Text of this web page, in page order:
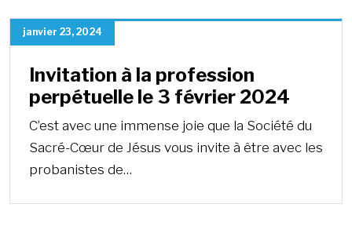
janvier 23, 2024
Invitation à la profession
perpétuelle le 3 février 2024
C’est avec une immense joie que la Société du
Sacré-Cœur de Jésus vous invite à être avec les
probanistes de…